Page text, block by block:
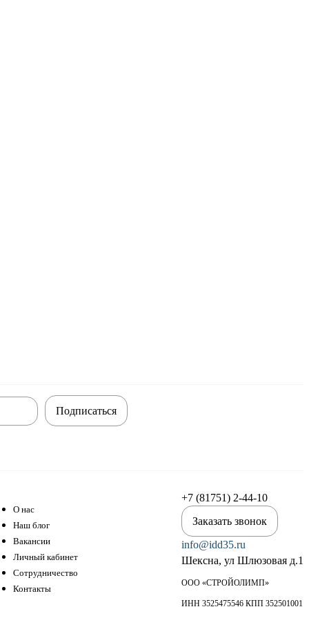
Подписаться
О нас
Наш блог
Вакансии
Личный кабинет
Сотрудничество
Контакты
+7 (81751) 2-44-10
Заказать звонок
info@idd35.ru
Шексна, ул Шлюзовая д.1
ООО «СТРОЙОЛИМП»
ИНН 3525475546 КПП 352501001